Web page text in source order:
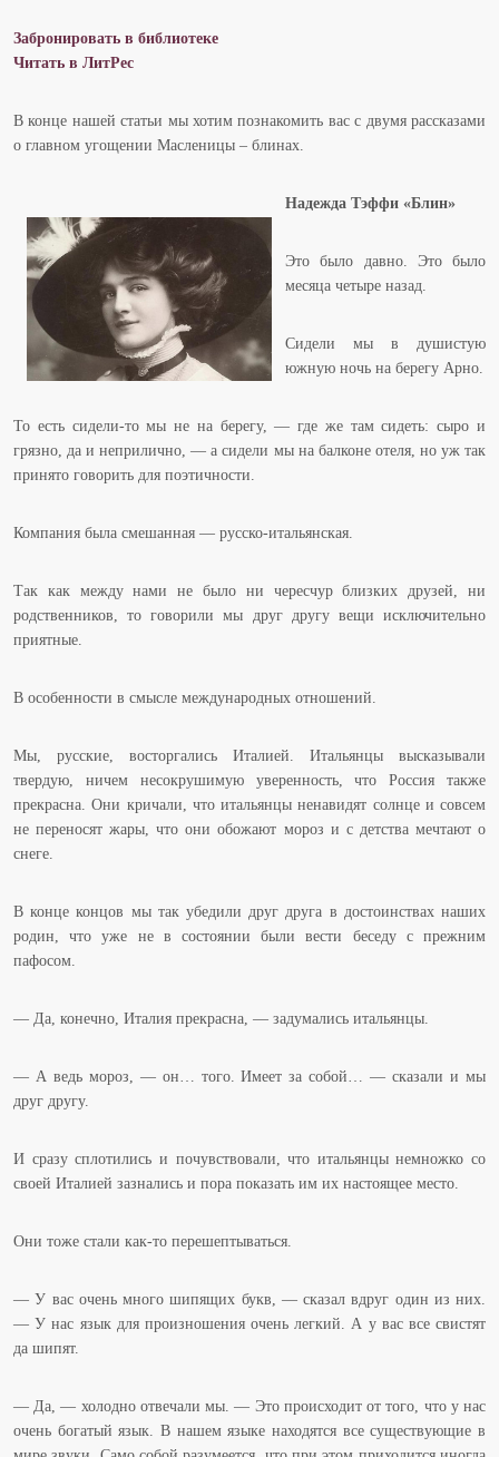
Забронировать в библиотеке
Читать в ЛитРес
В конце нашей статьи мы хотим познакомить вас с двумя рассказами
о главном угощении Масленицы – блинах.
Надежда Тэффи «Блин»
Это было давно. Это было
месяца четыре назад.
Сидели мы в душистую
южную ночь на берегу Арно.
То есть сидели-то мы не на берегу, — где же там сидеть: сыро и
грязно, да и неприлично, — а сидели мы на балконе отеля, но уж так
принято говорить для поэтичности.
Компания была смешанная — русско-итальянская.
Так как между нами не было ни чересчур близких друзей, ни
родственников, то говорили мы друг другу вещи исключительно
приятные.
В особенности в смысле международных отношений.
Мы, русские, восторгались Италией. Итальянцы высказывали
твердую, ничем несокрушимую уверенность, что Россия также
прекрасна. Они кричали, что итальянцы ненавидят солнце и совсем
не переносят жары, что они обожают мороз и с детства мечтают о
снеге.
В конце концов мы так убедили друг друга в достоинствах наших
родин, что уже не в состоянии были вести беседу с прежним
пафосом.
— Да, конечно, Италия прекрасна, — задумались итальянцы.
— А ведь мороз, — он… того. Имеет за собой… — сказали и мы
друг другу.
И сразу сплотились и почувствовали, что итальянцы немножко со
своей Италией зазнались и пора показать им их настоящее место.
Они тоже стали как-то перешептываться.
— У вас очень много шипящих букв, — сказал вдруг один из них.
— У нас язык для произношения очень легкий. А у вас все свистят
да шипят.
— Да, — холодно отвечали мы. — Это происходит от того, что у нас
очень богатый язык. В нашем языке находятся все существующие в